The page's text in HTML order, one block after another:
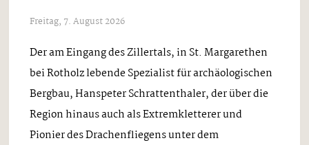
Freitag, 7. August 2026
Der am Eingang des Zillertals, in St. Margarethen
bei Rotholz lebende Spezialist für archäologischen
Bergbau, Hanspeter Schrattenthaler, der über die
Region hinaus auch als Extremkletterer und
Pionier des Drachenfliegens unter dem